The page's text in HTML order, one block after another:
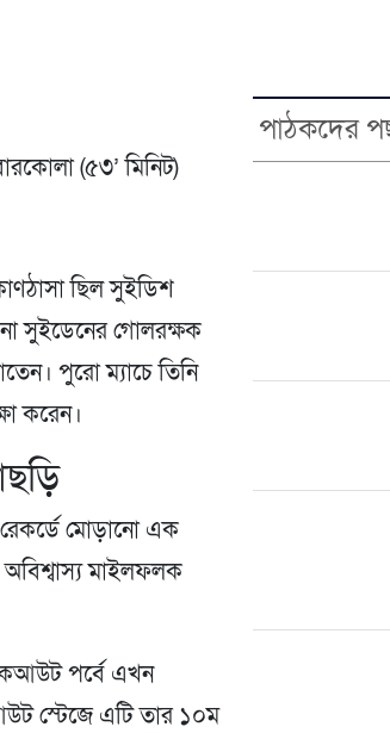
(৫৩’ মিনিট)
ছিল সুইডিশ
সুইডেনের গোলরক্ষক
পুরো ম্যাচে তিনি
করেন।
রেকর্ডে মোড়ানো এক
অবিশ্বাস্য মাইলফলক
পর্বে এখন
স্টেজে এটি তার ১০ম
পাঠকদের